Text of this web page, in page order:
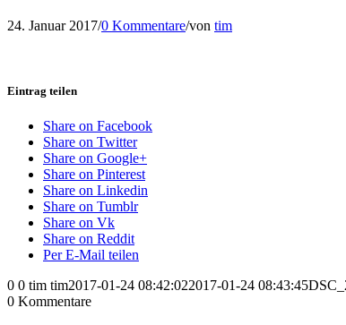
24. Januar 2017/0 Kommentare/von tim
Eintrag teilen
Share on Facebook
Share on Twitter
Share on Google+
Share on Pinterest
Share on Linkedin
Share on Tumblr
Share on Vk
Share on Reddit
Per E-Mail teilen
0 0 tim tim2017-01-24 08:42:022017-01-24 08:43:45
0 Kommentare